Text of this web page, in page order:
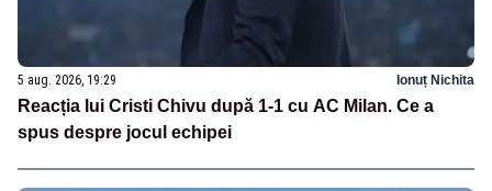
5 aug. 2026, 19:29 Ionuț Nichita
Reacția lui Cristi Chivu după 1-1 cu AC Milan. Ce a
spus despre jocul echipei